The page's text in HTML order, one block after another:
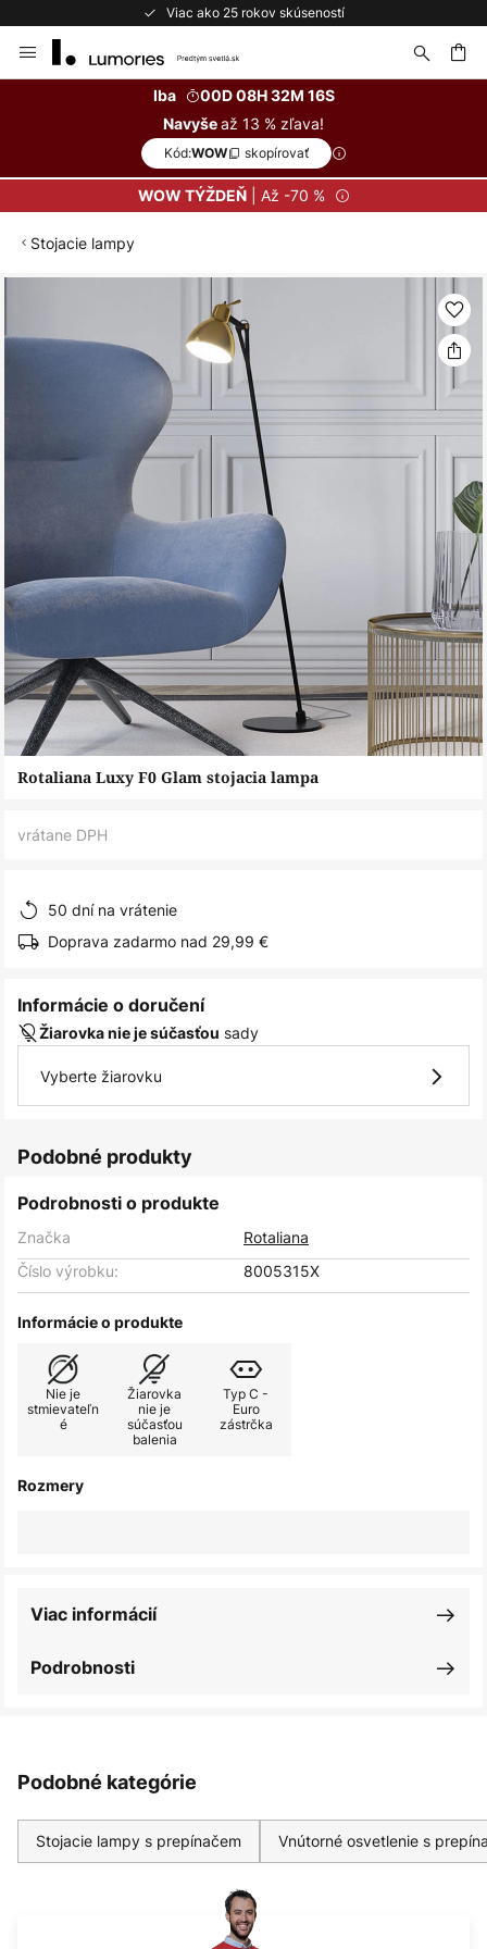
Viac ako 25 rokov skúseností
to
Iba
00D 08H 32M 16S
Navyšeaž 13 % zľava!
Kód:WOW skopírovať
WOW TÝŽDEŇ| Až -70 %
Stojacie lampy
koniec
Preskočiť
Rotaliana Luxy F0 Glam stojacia lampa
vrátane DPH
50 dní na vrátenie
Doprava zadarmo nad 29,99 €
Informácie o doručení
Žiarovka nie je súčasťou sady
Vyberte žiarovku
Podobné produkty
Podrobnosti o produkte
Značka
Rotaliana
Číslo výrobku:
8005315X
Informácie o produkte
Nie je
stmievateľn
é
Žiarovka
nie je
súčasťou
balenia
Typ C -
Euro
zástrčka
Rozmery
Podrobnosti
Viac informácií
Podobné kategórie
Stojacie lampy s prepínačem Vnútorné osvetlenie s